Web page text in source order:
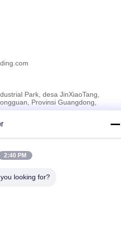
Park, desa JinXiaoTang,
Provinsi Guangdong,
Industri Pemasok. Hak
Semua hak dilindungi.
2:40 PM
looking for?